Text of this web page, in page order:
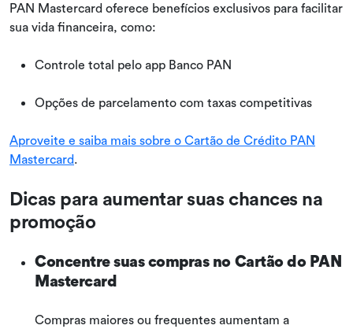
PAN Mastercard oferece benefícios exclusivos para facilitar
sua vida financeira, como:
Controle total pelo app Banco PAN
Opções de parcelamento com taxas competitivas
Aproveite e saiba mais sobre o Cartão de Crédito PAN
Mastercard.
Dicas para aumentar suas chances na
promoção
Concentre suas compras no Cartão do PAN
Mastercard
Compras maiores ou frequentes aumentam a